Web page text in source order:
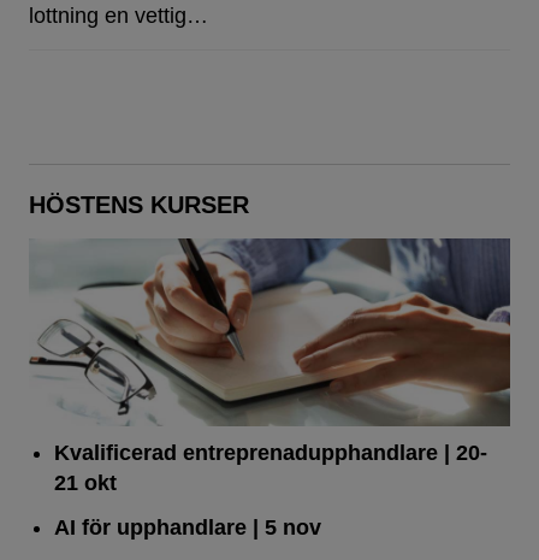
lottning en vettig…
HÖSTENS KURSER
Kvalificerad entreprenad­upphandlare | 20-
21 okt
AI för upphandlare| 5 nov